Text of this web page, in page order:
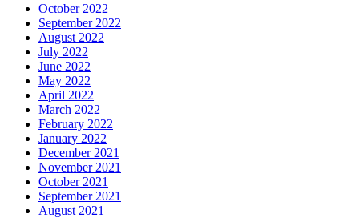
October 2022
September 2022
August 2022
July 2022
June 2022
May 2022
April 2022
March 2022
February 2022
January 2022
December 2021
November 2021
October 2021
September 2021
August 2021